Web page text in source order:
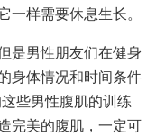
一样需要休息生长。
是男性朋友们在健身
身体情况和时间条件
些男性腹肌的训练
完美的腹肌，一定可